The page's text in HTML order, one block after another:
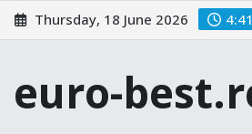
Skip
to
Thursday, 18 June 2026
euro-